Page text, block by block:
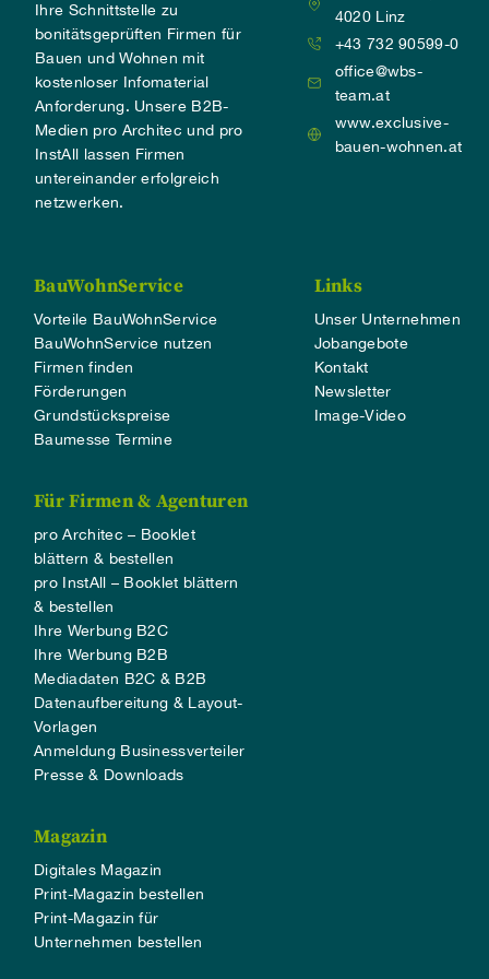
Ihre Schnittstelle zu
bonitätsgeprüften Firmen für
Bauen und Wohnen mit
kostenloser Infomaterial
Anforderung. Unsere B2B-
Medien pro Architec und pro
InstAll lassen Firmen
untereinander erfolgreich
netzwerken.
4020 Linz
+43 732 90599-0
office@wbs-
team.at
www.exclusive-
bauen-wohnen.at
BauWohnService
Vorteile BauWohnService
BauWohnService nutzen
Firmen finden
Förderungen
Grundstückspreise
Baumesse Termine
Links
Unser Unternehmen
Jobangebote
Kontakt
Newsletter
Image-Video
Für Firmen & Agenturen
pro Architec – Booklet
blättern & bestellen
pro InstAll – Booklet blättern
& bestellen
Ihre Werbung B2C
Ihre Werbung B2B
Mediadaten B2C & B2B
Datenaufbereitung & Layout-
Vorlagen
Anmeldung Businessverteiler
Presse & Downloads
Magazin
Digitales Magazin
Print-Magazin bestellen
Print-Magazin für
Unternehmen bestellen